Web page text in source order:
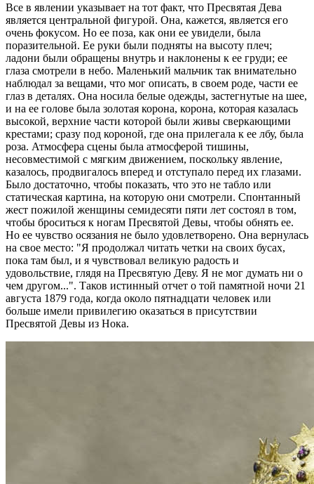
Все в явлении указывает на тот факт, что Пресвятая Дева
является центральной фигурой. Она, кажется, является его
очень фокусом. Но ее поза, как они ее увидели, была
поразительной. Ее руки были подняты на высоту плеч;
ладони были обращены внутрь и наклонены к ее груди; ее
глаза смотрели в небо. Маленький мальчик так внимательно
наблюдал за вещами, что мог описать, в своем роде, части ее
глаз в деталях. Она носила белые одежды, застегнутые на шее,
и на ее голове была золотая корона, корона, которая казалась
высокой, верхние части которой были живы сверкающими
крестами; сразу под короной, где она прилегала к ее лбу, была
роза. Атмосфера сцены была атмосферой тишины,
несовместимой с мягким движением, поскольку явление,
казалось, продвигалось вперед и отступало перед их глазами.
Было достаточно, чтобы показать, что это не табло или
статическая картина, на которую они смотрели. Спонтанный
жест пожилой женщины семидесяти пяти лет состоял в том,
чтобы броситься к ногам Пресвятой Девы, чтобы обнять ее.
Но ее чувство осязания не было удовлетворено. Она вернулась
на свое место: "Я продолжал читать четки на своих бусах,
пока там был, и я чувствовал великую радость и
удовольствие, глядя на Пресвятую Деву. Я не мог думать ни о
чем другом...". Таков истинный отчет о той памятной ночи 21
августа 1879 года, когда около пятнадцати человек или
больше имели привилегию оказаться в присутствии
Пресвятой Девы из Нока.